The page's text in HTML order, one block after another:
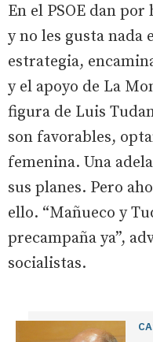
En el PSOE dan
y no les gusta nada
estrategia,
y el apoyo de La
figura de Luis
son favorables,
femenina. Una
sus planes. Pero
ello. “Mañueco y
precampaña ya”,
socialistas.